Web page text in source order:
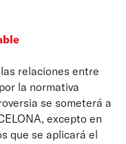
relaciones entre
la normativa
se someterá a
excepto en
que se aplicará el